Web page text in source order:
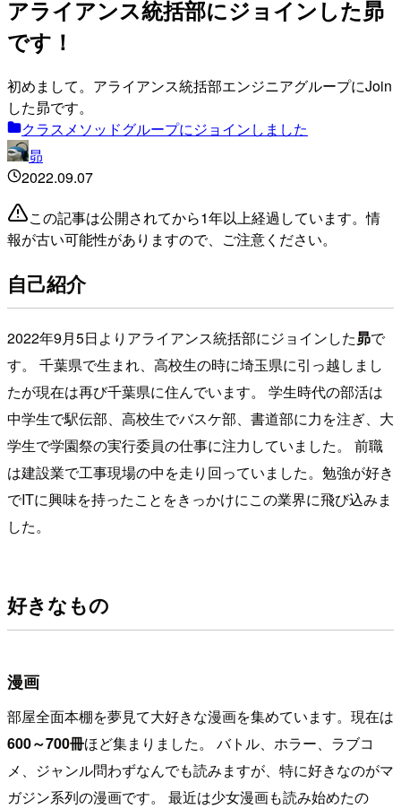
アライアンス統括部にジョインした昴
です！
初めまして。アライアンス統括部エンジニアグループにJoin
した昴です。
クラスメソッドグループにジョインしました
昴
2022.09.07
この記事は公開されてから1年以上経過しています。情
報が古い可能性がありますので、ご注意ください。
自己紹介
2022年9月5日よりアライアンス統括部にジョインした昴で
す。 千葉県で生まれ、高校生の時に埼玉県に引っ越しまし
たが現在は再び千葉県に住んでいます。 学生時代の部活は
中学生で駅伝部、高校生でバスケ部、書道部に力を注ぎ、大
学生で学園祭の実行委員の仕事に注力していました。 前職
は建設業で工事現場の中を走り回っていました。勉強が好き
でITに興味を持ったことをきっかけにこの業界に飛び込みま
した。
好きなもの
漫画
部屋全面本棚を夢見て大好きな漫画を集めています。現在は
600～700冊ほど集まりました。 バトル、ホラー、ラブコ
メ、ジャンル問わずなんでも読みますが、特に好きなのがマ
ガジン系列の漫画です。 最近は少女漫画も読み始めたの